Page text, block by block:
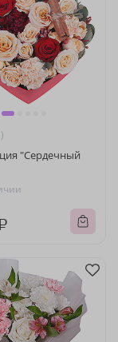
"Сердечный